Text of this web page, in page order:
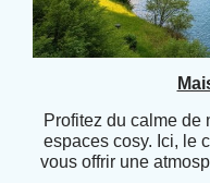
Profitez du calme de
espaces cosy. Ici, le
vous offrir une